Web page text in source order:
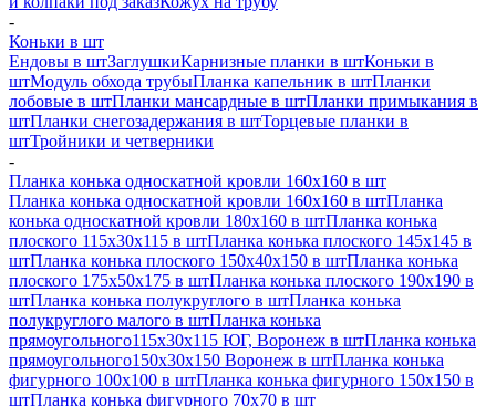
-
Коньки в шт
Ендовы в штЗаглушкиКарнизные планки в штКоньки в
штМодуль обхода трубыПланка капельник в штПланки
лобовые в штПланки мансардные в штПланки примыкания в
штПланки снегозадержания в штТорцевые планки в
штТройники и четверники
-
Планка конька односкатной кровли 160х160 в шт
Планка конька односкатной кровли 160х160 в штПланка
конька односкатной кровли 180х160 в штПланка конька
плоского 115х30х115 в штПланка конька плоского 145х145 в
штПланка конька плоского 150х40х150 в штПланка конька
плоского 175х50х175 в штПланка конька плоского 190х190 в
штПланка конька полукруглого в штПланка конька
полукруглого малого в штПланка конька
прямоугольного115х30х115 ЮГ, Воронеж в штПланка конька
прямоугольного150х30х150 Воронеж в штПланка конька
фигурного 100x100 в штПланка конька фигурного 150x150 в
штПланка конька фигурного 70x70 в шт